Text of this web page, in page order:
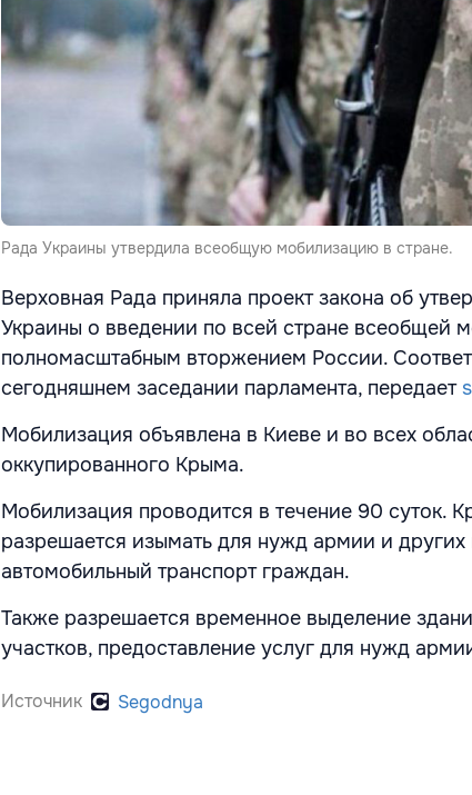
Рада Украины утвердила всеобщую мобилизацию в стране.
Верховная Рада приняла проект закона об
Украины о введении по всей стране всеобщей
полномасштабным вторжением России.
сегодняшнем заседании парламента, передает
Мобилизация объявлена в Киеве и во всех
оккупированного Крыма.
Мобилизация проводится в течение 90 суток.
разрешается изымать для нужд армии и
автомобильный транспорт граждан.
Также разрешается временное выделение
участков, предоставление услуг для нужд
Источник Segodnya